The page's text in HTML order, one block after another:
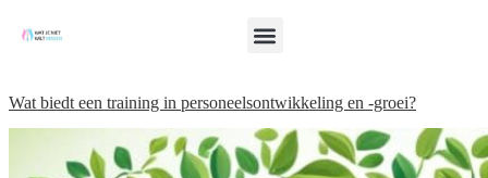
Wat biedt een training in personeelsontwikkeling en -groei?